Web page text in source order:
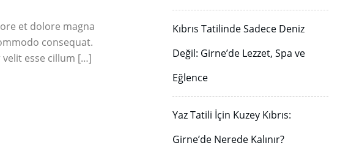
et dolore magna
consequat.
esse cillum […]
Kıbrıs Tatilinde Sadece Deniz
Değil: Girne’de Lezzet, Spa ve
Eğlence
Yaz Tatili İçin Kuzey Kıbrıs:
Girne’de Nerede Kalınır?